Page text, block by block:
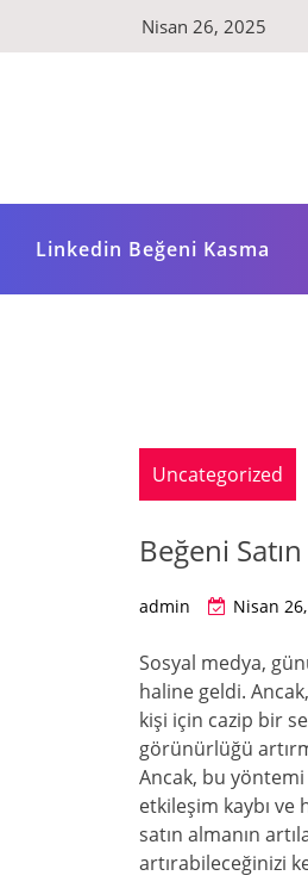
Nisan 26, 2025
Linkedin Beğeni Kasma
Uncategorized
Beğeni
admin Nisan
Sosyal medya,
haline geldi. Ancak,
kişi için cazip bir
görünürlüğü
Ancak, bu
etkileşim kaybı
satın almanın
artırabileceğinizi